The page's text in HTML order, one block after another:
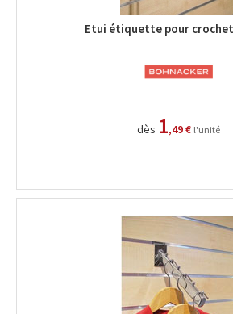
Etui étiquette pour
dès 1,49 € l'unité